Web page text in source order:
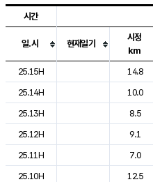
도시별 기상실황표로 지점, 날씨,
시간
일.시 현재일기
시정
km
25.15H
14.8
25.14H
10.0
25.13H
8.5
25.12H
9.1
25.11H
7.0
25.10H
12.5